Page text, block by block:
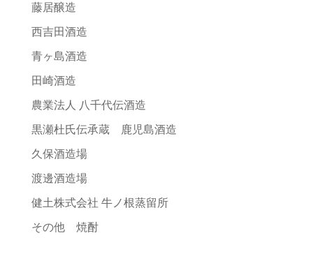
藤居醸造
西吉田酒造
青ヶ島酒造
田崎酒造
農業法人 八千代伝酒造
黒瀬杜氏伝承蔵 鹿児島酒造
久保酒造場
渡邊酒造場
健土株式会社 牛ノ根蒸留所
その他 焼酎